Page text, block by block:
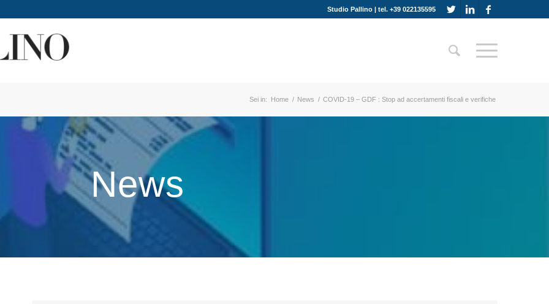
Studio Pallino | tel. +39 022135595
Sei in: Home / News / COVID-19 – GDF : Stop ad accertamenti fiscali e verifiche
News